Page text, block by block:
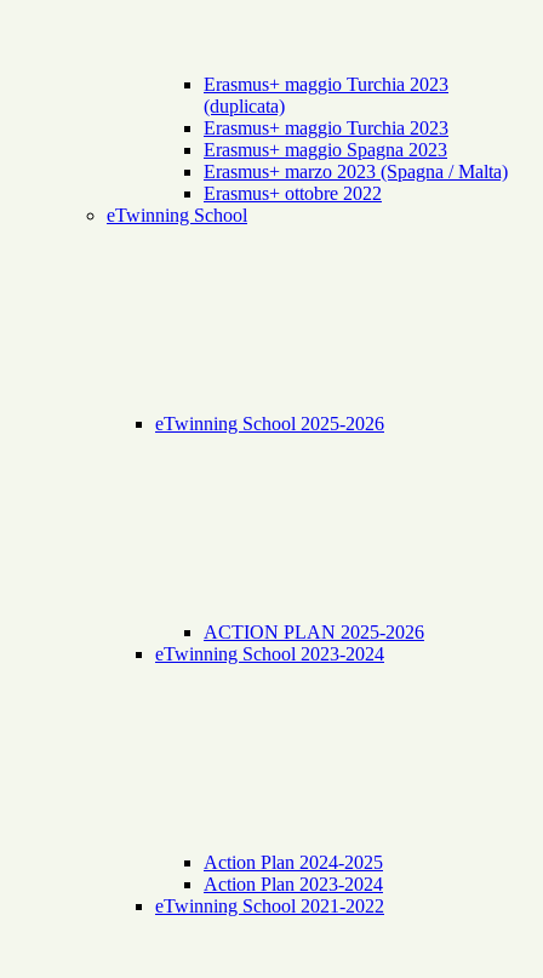
Erasmus+ maggio Turchia 2023
(duplicata)
Erasmus+ maggio Turchia 2023
Erasmus+ maggio Spagna 2023
Erasmus+ marzo 2023 (Spagna / Malta)
Erasmus+ ottobre 2022
eTwinning School
eTwinning School 2025-2026
ACTION PLAN 2025-2026
eTwinning School 2023-2024
Action Plan 2024-2025
Action Plan 2023-2024
eTwinning School 2021-2022